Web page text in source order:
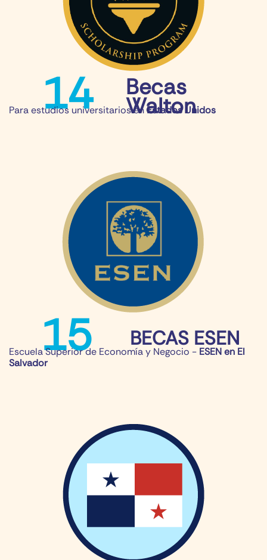
14 Becas
Walton
Para estudios universitarios en​Estados Unidos​
15 BECAS ESEN
Escuela Superior de Economía y Negocio - ESEN en El
Salvador